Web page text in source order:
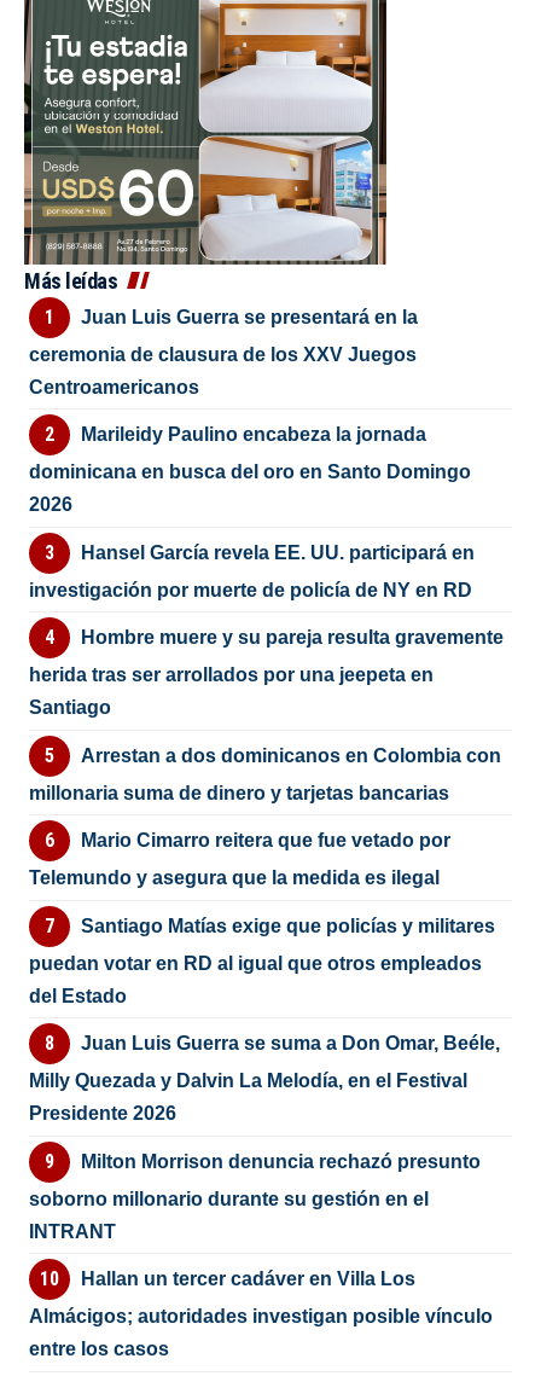
Más leídas
Juan Luis Guerra se presentará en la
ceremonia de clausura de los XXV Juegos
Centroamericanos
Marileidy Paulino encabeza la jornada
dominicana en busca del oro en Santo Domingo
2026
Hansel García revela EE. UU. participará en
investigación por muerte de policía de NY en RD
Hombre muere y su pareja resulta gravemente
herida tras ser arrollados por una jeepeta en
Santiago
Arrestan a dos dominicanos en Colombia con
millonaria suma de dinero y tarjetas bancarias
Mario Cimarro reitera que fue vetado por
Telemundo y asegura que la medida es ilegal
Santiago Matías exige que policías y militares
puedan votar en RD al igual que otros empleados
del Estado
Juan Luis Guerra se suma a Don Omar, Beéle,
Milly Quezada y Dalvin La Melodía, en el Festival
Presidente 2026
Milton Morrison denuncia rechazó presunto
soborno millonario durante su gestión en el
INTRANT
Hallan un tercer cadáver en Villa Los
Almácigos; autoridades investigan posible vínculo
entre los casos